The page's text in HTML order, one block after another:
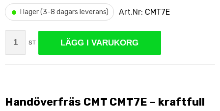
• I lager (3-8 dagars leverans) Art.Nr: CMT7E
ST LÄGG I VARUKORG
Handöverfräs CMT CMT7E – kraftfull